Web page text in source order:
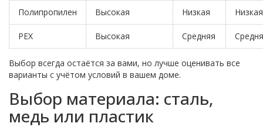
Полипропилен Высокая Низкая Низкая
PEX Высокая Средняя
Выбор всегда остаётся за вами, но лучше оценивать все
варианты с учётом условий в вашем доме.
Выбор материала: сталь,
медь или пластик